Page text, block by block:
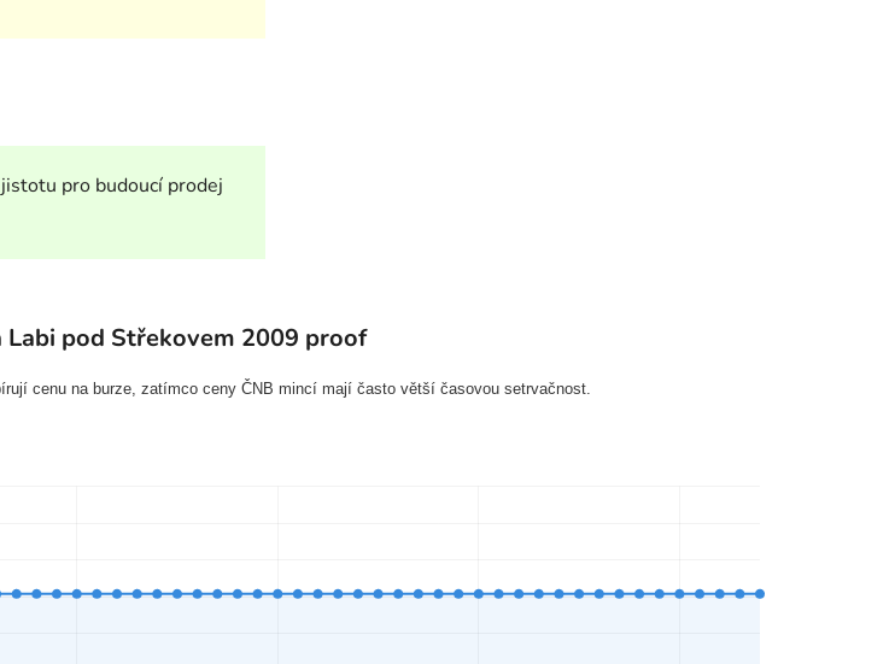
pro budoucí prodej
Labi pod Střekovem 2009 proof
cenu na burze, zatímco ceny ČNB mincí mají často větší časovou setrvačnost.